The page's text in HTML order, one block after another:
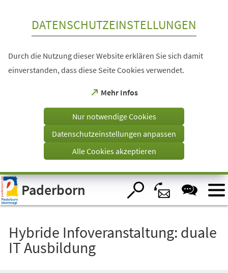
Visuelle
Assistenzsoftware
öffnen.
DATENSCHUTZEINSTELLUNGEN
Durch die Nutzung dieser Website erklären Sie sich damit
einverstanden, dass diese Seite Cookies verwendet.
Mehr Infos
(Öffnet
einem
Tab)
Nur notwendige Cookies
Datenschutzeinstellungen anpassen
Alle Cookies akzeptieren
Paderborn
Hybride Infoveranstaltung: duale
IT Ausbildung